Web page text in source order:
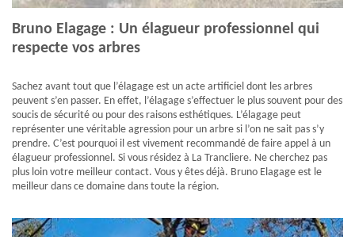
Bruno Elagage : Un élagueur professionnel qui
respecte vos arbres
Sachez avant tout que l’élagage est un acte artificiel dont les arbres
peuvent s’en passer. En effet, l’élagage s’effectuer le plus souvent pour des
soucis de sécurité ou pour des raisons esthétiques. L’élagage peut
représenter une véritable agression pour un arbre si l’on ne sait pas s’y
prendre. C’est pourquoi il est vivement recommandé de faire appel à un
élagueur professionnel. Si vous résidez à La Trancliere. Ne cherchez pas
plus loin votre meilleur contact. Vous y êtes déjà. Bruno Elagage est le
meilleur dans ce domaine dans toute la région.